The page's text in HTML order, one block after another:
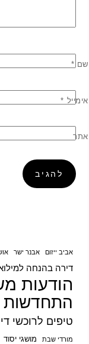
שם *
אימייל *
אתר
אביב ייזום אבנר ישר
דירה בהנחה
הודעות
התחדשות
טיפים לרוכשי
מורדי שבת מושגי יסוד